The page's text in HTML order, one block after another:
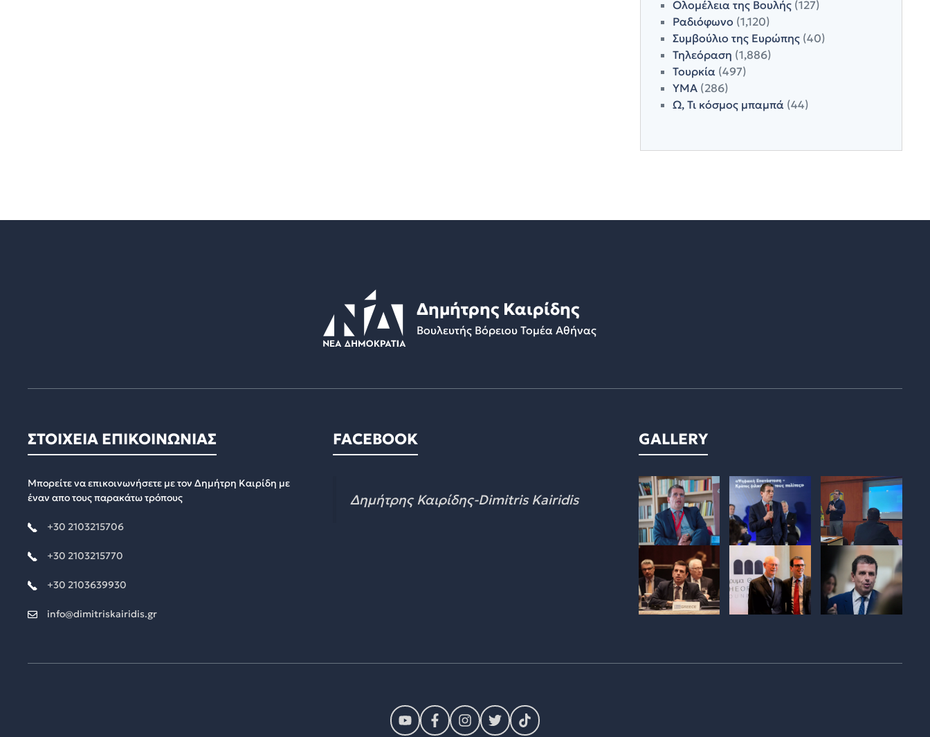
Ολομέλεια της Βουλής(127)
Ραδιόφωνο (1,120)
Συμβούλιο της Ευρώπης(40)
Τηλεόραση (1,886)
Τουρκία(497)
ΥΜΑ(286)
Ω, Τι κόσμος μπαμπά(44)
Δημήτρης Καιρίδης
Βουλευτής Βόρειου Τομέα Αθήνας
ΣΤΟΙΧΕΙΑ ΕΠΙΚΟΙΝΩΝΙΑΣ
Μπορείτε να επικοινωνήσετε με τον Δημήτρη Καιρίδη με
έναν απο τους παρακάτω τρόπους
+30 2103215706
+30 2103215770
+30 2103639930
info@dimitriskairidis.gr
FACEBOOK
Δημήτρης Καιρίδης-Dimitris Kairidis
GALLERY